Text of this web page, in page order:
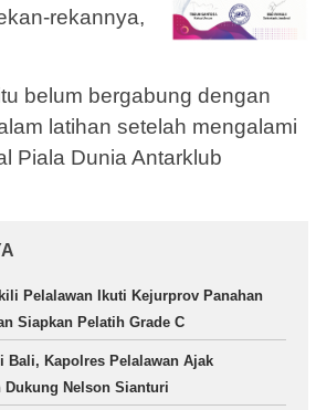
rekannya,
belum bergabung dengan
latihan setelah mengalami
Piala Dunia Antarklub
Pelalawan Ikuti Kejurprov Panahan
Siapkan Pelatih Grade C
Bali, Kapolres Pelalawan Ajak
Dukung Nelson Sianturi